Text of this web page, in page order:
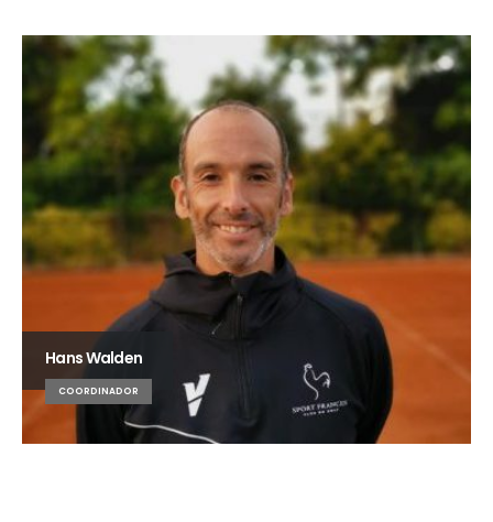
Hans Walden
COORDINADOR